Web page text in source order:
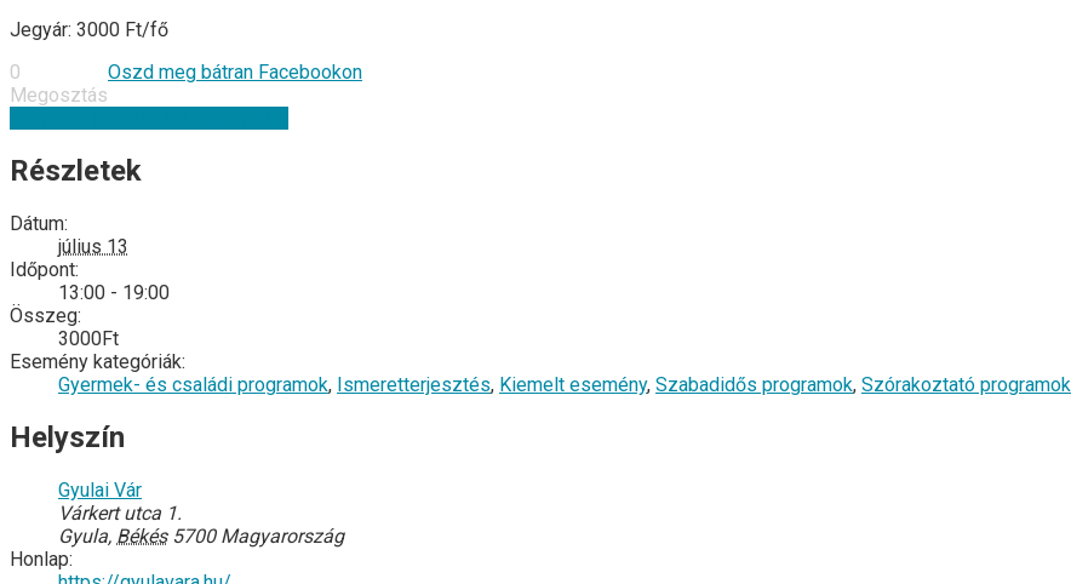
Jegyár: 3000 Ft/fő
0
Megosztás
Oszd meg bátran Facebookon
Részletek
Dátum:
július 13
Időpont:
13:00 - 19:00
Összeg:
3000Ft
Esemény kategóriák:
Gyermek- és családi programok, Ismeretterjesztés, Kiemelt esemény, Szabadidős programok, Szórakoztató programok
Helyszín
Gyulai Vár
Várkert utca 1.
Gyula, Békés 5700 Magyarország
Honlap: